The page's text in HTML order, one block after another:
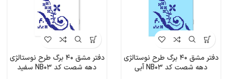
دفتر مشق 40 برگ طرح نوستالژی
دهه شصت کد NB03 آبی
دفتر مشق 40 برگ طرح نوستالژی
دهه شصت کد NB03 سفید